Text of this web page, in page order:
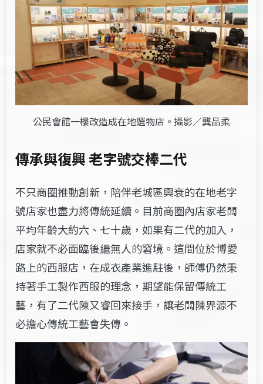
公民會館一樓改造成在地選物店。攝影／龔品柔
傳承與復興 老字號交棒二代
不只商圈推動創新，陪伴老城區興衰的在地老字
號店家也盡力將傳統延續。目前商圈內店家老闆
平均年齡大約六、七十歲，如果有二代的加入，
店家就不必面臨後繼無人的窘境。這間位於博愛
路上的西服店，在成衣產業進駐後，師傅仍然秉
持著手工製作西服的理念，期望能保留傳統工
藝，有了二代陳又睿回來接手，讓老闆陳界源不
必擔心傳統工藝會失傳。